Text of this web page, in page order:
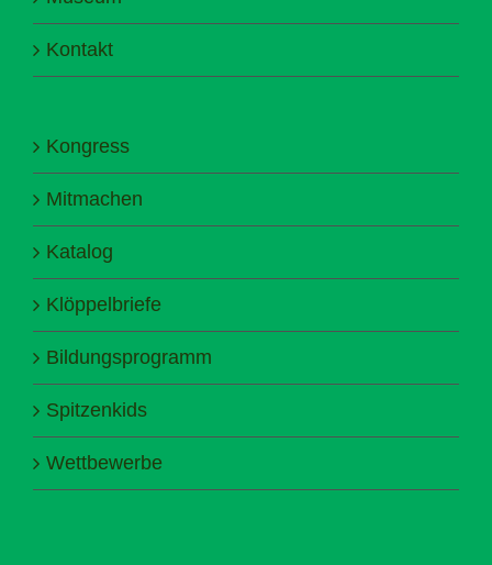
Kontakt
Kongress
Mitmachen
Katalog
Klöppelbriefe
Bildungsprogramm
Spitzenkids
Wettbewerbe